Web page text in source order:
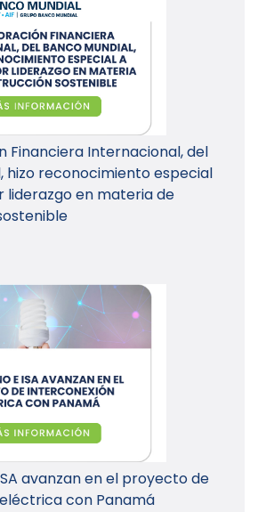
Financiera Internacional, del
hizo reconocimiento especial
liderazgo en materia de
avanzan en el proyecto de
con Panamá